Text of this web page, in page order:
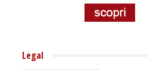
Legal